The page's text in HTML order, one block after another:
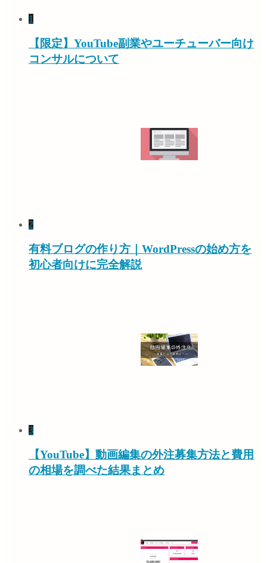
1
【限定】YouTube副業やユーチューバー向け
コンサルについて
2
有料ブログの作り方｜WordPressの始め方を
初心者向けに完全解説
3
【YouTube】動画編集の外注募集方法と費用
の相場を調べた結果まとめ